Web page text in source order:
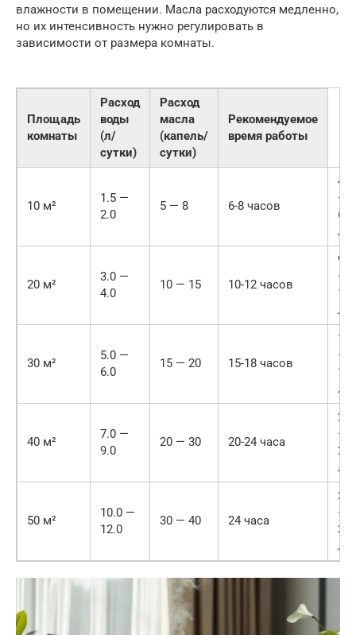
влажности в помещении. Масла расходуются медленно,
но их интенсивность нужно регулировать в
зависимости от размера комнаты.
Площадь
комнаты
Расход
воды
(л/
сутки)
Расход
масла
(капель/
сутки)
Рекомендуемое
время работы
10 м²
1.5 —
2.0
5 — 8 6-8 часов
45
—
60
л
20 м²
3.0 —
4.0
10 — 15 10-12 часов
90
—
120
л
30 м²
5.0 —
6.0
15 — 20 15-18 часов
150
—
180
л
40 м²
7.0 —
9.0
20 — 30 20-24 часа
210
—
270
л
50 м²
10.0 —
12.0
30 — 40 24 часа
300
—
360
л